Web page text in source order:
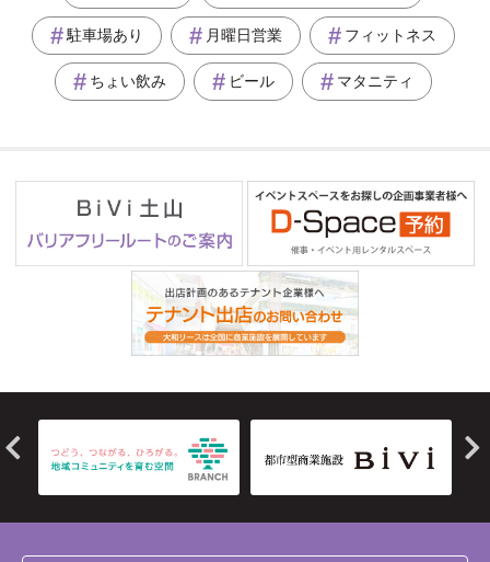
駐車場あり 月曜日営業 フィットネス
ちょい飲み ビール マタニティ